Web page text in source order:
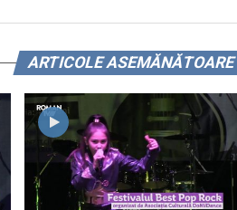
ARTICOLE ASEMĂNĂTOARE